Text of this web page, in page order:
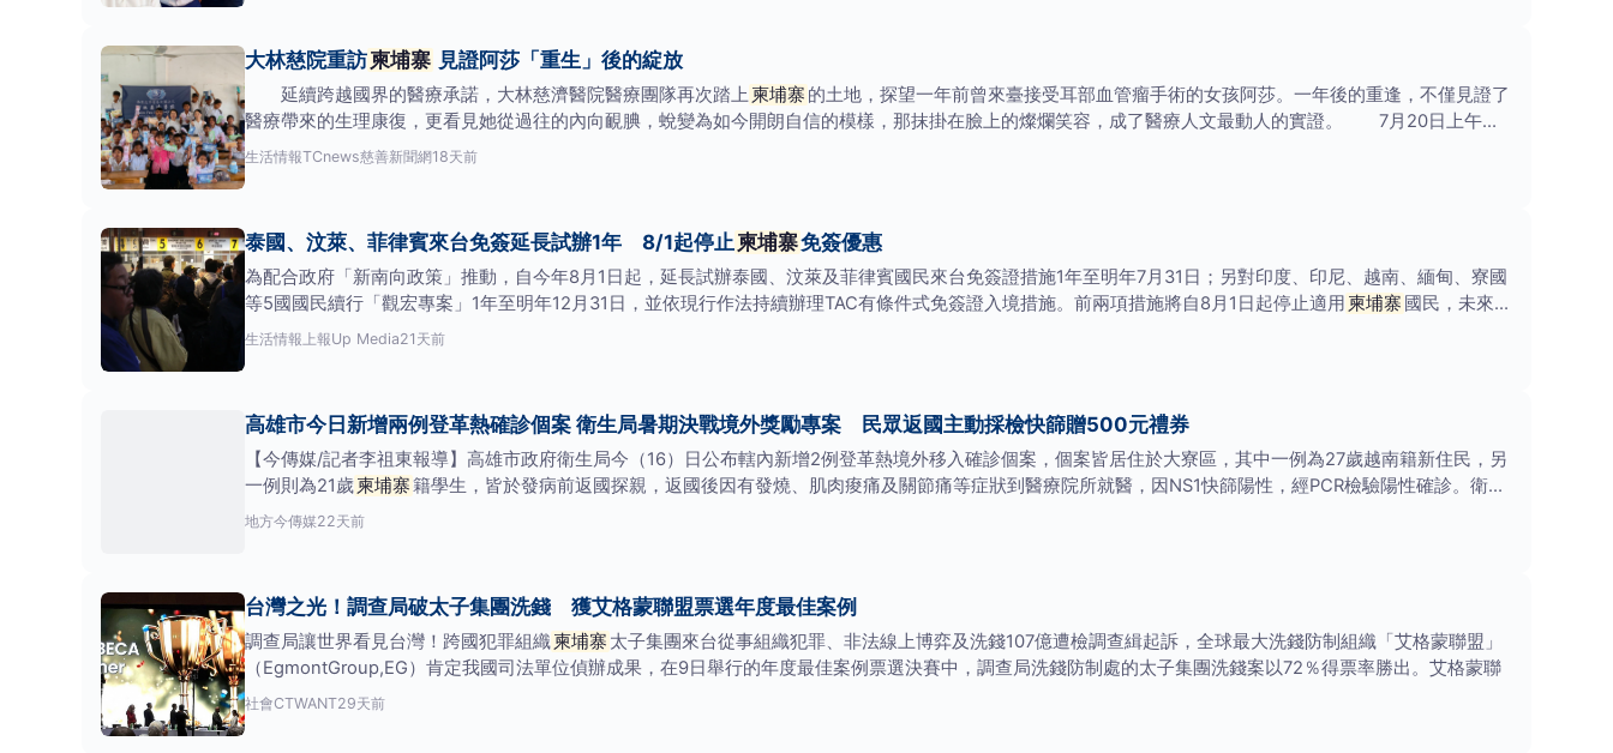
大林慈院重訪柬埔寨 見證阿莎「重生」後的綻放
延續跨越國界的醫療承諾，大林慈濟醫院醫療團隊再次踏上 柬埔寨 的土地，探望一年前曾來臺接受耳部血管瘤手術的女孩阿莎。一年後的重逢，不僅見證了
醫療帶來的生理康復，更看見她從過往的內向靦腆，蛻變為如今開朗自信的模樣，那抹掛在臉上的燦爛笑容，成了醫療人文最動人的實證。 7月20日上午，
大林慈濟醫院國
生活情報TCnews慈善新聞網18天前
泰國、汶萊、菲律賓來台免簽延長試辦1年 8/1起停止柬埔寨免簽優惠
為配合政府「新南向政策」推動，自今年8月1日起，延長試辦泰國、汶萊及菲律賓國民來台免簽證措施1年至明年7月31日；另對印度、印尼、越南、緬甸、寮國
等5國國民續行「觀宏專案」1年至明年12月31日，並依現行作法持續辦理TAC有條件式免簽證入境措施。前兩項措施將自8月1日起停止適用 柬埔寨 國民，未來擬
來台
生活情報 上報Up Media21天前
高雄市今日新增兩例登革熱確診個案 衛生局暑期決戰境外獎勵專案 民眾返國主動採檢快篩贈500元禮券
【今傳媒/記者李祖東報導】高雄市政府衛生局今（16）日公布轄內新增2例登革熱境外移入確診個案，個案皆居住於大寮區，其中一例為27歲越南籍新住民，另
一例則為21歲柬埔寨籍學生，皆於發病前返國探親，返國後因有發燒、肌肉痠痛及關節痛等症狀到醫療院所就醫，因NS1快篩陽性，經PCR檢驗陽性確診。衛生
局表
地方今傳媒22天前
台灣之光！調查局破太子集團洗錢 獲艾格蒙聯盟票選年度最佳案例
調查局讓世界看見台灣！跨國犯罪組織柬埔寨 太子集團來台從事組織犯罪、非法線上博弈及洗錢107億遭檢調查緝起訴，全球最大洗錢防制組織「艾格蒙聯盟」
（EgmontGroup,EG）肯定我國司法單位偵辦成果，在9日舉行的年度最佳案例票選決賽中，調查局洗錢防制處的太子集團洗錢案以72％得票率勝出。艾格蒙聯
社會CTWANT29天前